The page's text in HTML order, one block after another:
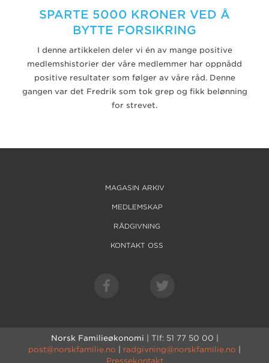
SPARTE 5000 KRONER VED Å
BYTTE FORSIKRING
I denne artikkelen deler vi én av mange positive
medlemshistorier der våre medlemmer har oppnådd
positive resultater som følger av våre råd. Denne
gangen var det Fredrik som tok grep og fikk belønning
for strevet.
MAGASIN ARKIV
MEDLEMSKAP
RÅDGIVNING
KONTAKT OSS
Norsk Familieøkonomi | Tlf: 51 77 50 00 |
post@norskfamilie.no
radgivning@norskfamilie.no
Pressekontakt